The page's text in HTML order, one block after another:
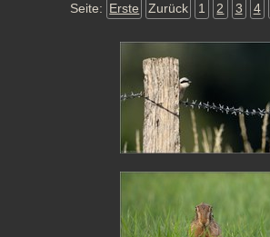
Seite: Erste Zurück 1 2 3 4